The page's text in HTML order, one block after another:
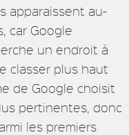
apparaissent au-
car Google
un endroit à
classer plus haut
de Google choisit
pertinentes, donc
les premiers